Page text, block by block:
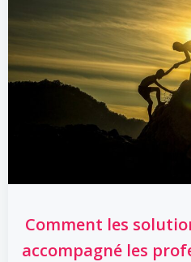
Comment les
accompagné les